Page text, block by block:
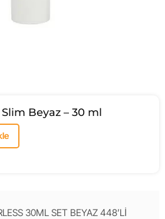
Beyaz – 30 ml
30ML SET BEYAZ 448’Lİ